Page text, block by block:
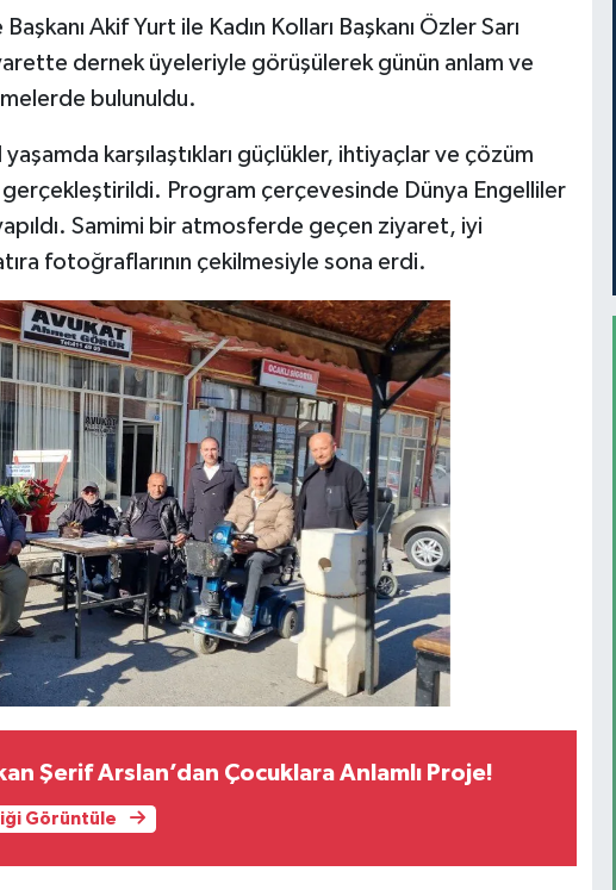
Akif Yurt ile Kadın Kolları Başkanı Özler Sarı
dernek üyeleriyle görüşülerek günün anlam ve
bulunuldu.
karşılaştıkları güçlükler, ihtiyaçlar ve çözüm
Program çerçevesinde Dünya Engelliler
Samimi bir atmosferde geçen ziyaret, iyi
fotoğraflarının çekilmesiyle sona erdi.
Şerif Arslan’dan Çocuklara Anlamlı Proje!
Görüntüle